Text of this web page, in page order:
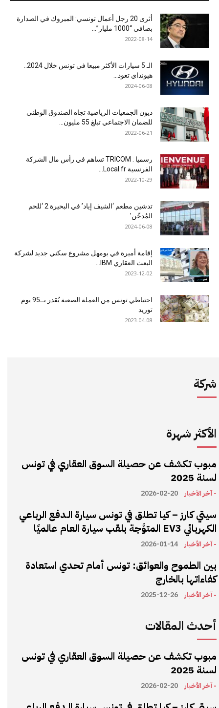
أثرى 20 رجل أعمال تونسي: المبروك في الصدارة
بصافي “1000 مليار”...
2022-08-14
هيونداي تعود...
2024-06-08
ديون الجمعيات الرياضية تجاه الصندوق الوطني
للضمان الاجتماعي تبلغ 55 مليون...
2022-06-21
رسميا : TRICOM تساهم في رأس مال الشركة
الفرنسية Local.fr...
2022-10-29
تدشين مطعم ‘الشيف إياد’ في البحيرة 2 ‘للحم
المُدخّن’
2024-06-08
إقامة أميرة في بومهل مشروع سكني جديد لشركة
البعث العقاري IBM...
2023-12-02
احتياطي تونس من العملة الصعبة يُقدر بــ95 يوم
توريد
2023-04-08
شركة
الأكثر شهرة
مبوب تكشف عن حصيلة السوق العقاري في تونس
لسنة 2025
- آخر الأخبار 2026-02-20
سيتي كارز – كيا تطلق في تونس سيارة الـدفع الرباعي
الكهربائي EV3 المتوَّجة بلقب سيارة العام عالميًا
- آخر الأخبار 2026-01-14
بين الطموح والعوائق: تونس أمام تحدي استعادة
كفاءاتها بالخارج
- آخر الأخبار 2025-12-26
أحدث المقالات
مبوب تكشف عن حصيلة السوق العقاري في تونس
لسنة 2025
- آخر الأخبار 2026-02-20